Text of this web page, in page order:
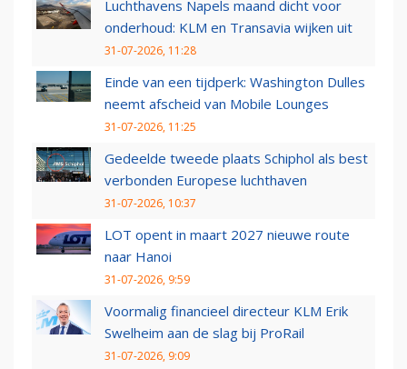
Luchthavens Napels maand dicht voor
onderhoud: KLM en Transavia wijken uit
31-07-2026, 11:28
Einde van een tijdperk: Washington Dulles
neemt afscheid van Mobile Lounges
31-07-2026, 11:25
Gedeelde tweede plaats Schiphol als best
verbonden Europese luchthaven
31-07-2026, 10:37
LOT opent in maart 2027 nieuwe route
naar Hanoi
31-07-2026, 9:59
Voormalig financieel directeur KLM Erik
Swelheim aan de slag bij ProRail
31-07-2026, 9:09